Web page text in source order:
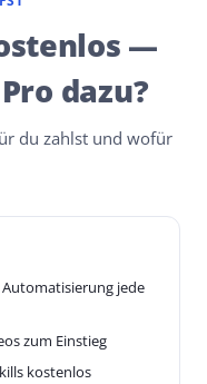
—
dazu?
du zahlst und wofür
jede
zum Einstieg
kostenlos